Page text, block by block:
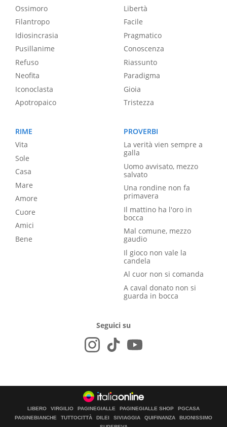
Ossimoro
Filantropo
Idiosincrasia
Pusillanime
Refuso
Neofita
Iconoclasta
Apotropaico
Libertà
Facile
Pragmatico
Conoscenza
Riassunto
Paradigma
Gioia
Tristezza
RIME
Vita
Sole
Casa
Mare
Amore
Cuore
Amici
Bene
PROVERBI
La verità vien sempre a
galla
Uomo avvisato, mezzo
salvato
Una rondine non fa
primavera
Il mattino ha l'oro in
bocca
Mal comune, mezzo
gaudio
Il gioco non vale la
candela
Al cuor non si comanda
A caval donato non si
guarda in bocca
Seguici su
LIBERO VIRGILIO PAGINEGIALLE PAGINEGIALLE SHOP
PGCASA
PAGINEBIANCHE
TUTTOCITTÀ DILEI SIVIAGGIA QUIFINANZA
BUONISSIMO